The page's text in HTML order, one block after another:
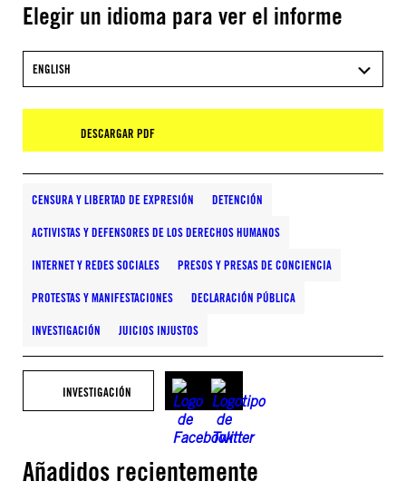
Elegir un idioma para ver el informe
ENGLISH
DESCARGAR PDF
CENSURA Y LIBERTAD DE EXPRESIÓN DETENCIÓN
ACTIVISTAS Y DEFENSORES DE LOS DERECHOS HUMANOS
INTERNET Y REDES SOCIALES PRESOS Y PRESAS DE CONCIENCIA
PROTESTAS Y MANIFESTACIONES DECLARACIÓN PÚBLICA
INVESTIGACIÓN JUICIOS INJUSTOS
INVESTIGACIÓN
Añadidos recientemente